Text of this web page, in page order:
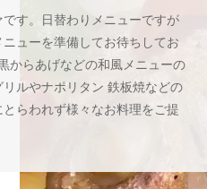
す。日替わりメニューですが
ューを準備してお待ちしてお
からあげなどの和風メニューの
ルやナポリタン 鉄板焼などの
らわれず様々なお料理をご提